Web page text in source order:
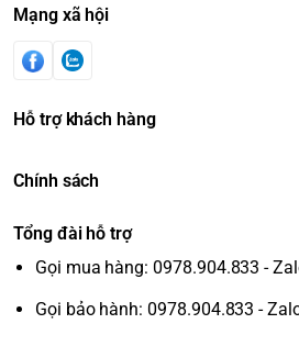
Mạng xã hội
Hỗ trợ khách hàng
Chính sách
Tổng đài hỗ trợ
Gọi mua hàng: 0978.904.833 -
Gọi bảo hành: 0978.904.833 -